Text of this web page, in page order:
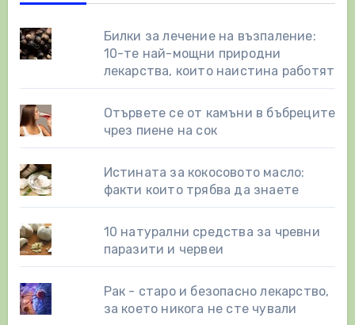
Билки за лечение на възпаление:
10-те най-мощни природни
лекарства, които наистина работят
Отървете се от камъни в бъбреците
чрез пиене на сок
Истината за кокосовото масло:
факти които трябва да знаете
10 натурални средства за чревни
паразити и червеи
Рак - старо и безопасно лекарство,
за което никога не сте чували